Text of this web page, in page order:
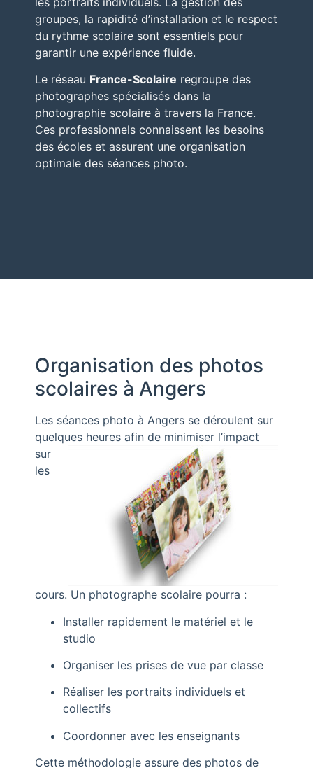
groupes, la rapidité d’installation et le respect
du rythme scolaire sont essentiels pour
garantir une expérience fluide.
Le réseau France-Scolaire regroupe des
photographes spécialisés dans la
photographie scolaire à travers la France.
Ces professionnels connaissent les besoins
des écoles et assurent une organisation
optimale des séances photo.
Organisation des photos
scolaires à Angers
Les séances photo à Angers se déroulent sur
quelques heures afin de minimiser l’impact
sur
les
cours. Un photographe scolaire pourra :
Installer rapidement le matériel et le
studio
Organiser les prises de vue par classe
Réaliser les portraits individuels et
collectifs
Coordonner avec les enseignants
Cette méthodologie assure des photos de